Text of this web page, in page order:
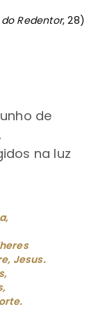
Redentor, 28)
de
na luz
Jesus.